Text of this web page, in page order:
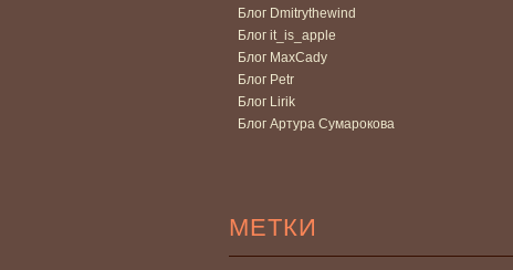
Блог Dmitrythewind
Блог it_is_apple
Блог MaxCady
Блог Petr
Блог Lirik
Блог Артура Сумарокова
МЕТКИ